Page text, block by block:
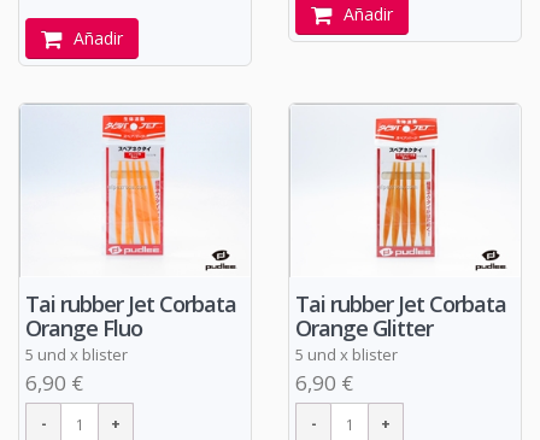
Añadir
Añadir
Tai rubber Jet Corbata
Orange Fluo
5 und x blister
6,90 €
Tai rubber Jet Corbata
Orange Glitter
5 und x blister
6,90 €